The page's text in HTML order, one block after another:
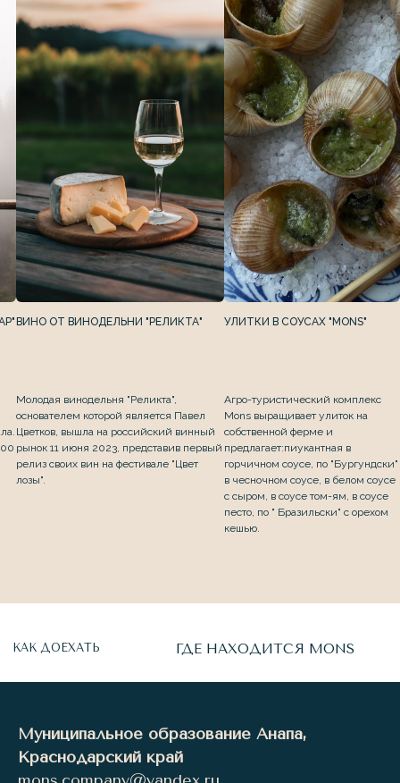
ВИНО ОТ ВИНОДЕЛЬНИ "РЕЛИКТА"
Молодая винодельня "Реликта",
основателем которой является Павел
Цветков, вышла на российский винный
рынок 11 июня 2023, представив первый
релиз своих вин на фестивале "Цвет
лозы".
УЛИТКИ В СОУСАХ "MONS"
Агро-туристический комплекс
Mons выращивает улиток на
собственной ферме и
предлагает:пиукантная в
горчичном соусе, по "Бургундски"
в чесночном соусе, в белом соусе
с сыром, в соусе том-ям, в соусе
песто, по " Бразильски" с орехом
кешью.
Муниципальное образование Анапа,
Краснодарский край